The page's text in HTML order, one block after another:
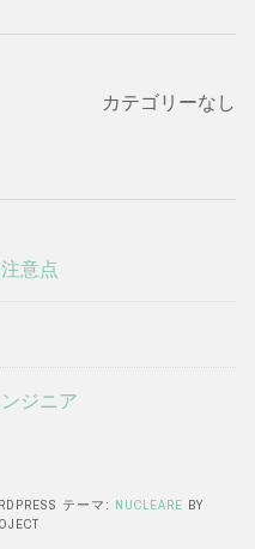
カテゴリーなし
意点
ジニア
テーマ: NUCLEARE BY